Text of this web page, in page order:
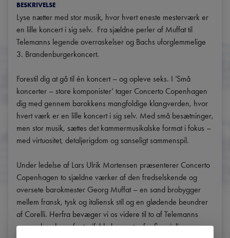
BESKRIVELSE
Lyse nætter med stor musik, hvor hvert eneste mesterværk er
en lille koncert i sig selv.  Fra sjældne perler af Muffat til
Telemanns legende overraskelser og Bachs uforglemmelige
3. Brandenburgerkoncert.
Forestil dig at gå til én koncert – og opleve seks. I ’Små
koncerter – store komponister’ tager Concerto Copenhagen
dig med gennem barokkens mangfoldige klangverden, hvor
hvert værk er en lille koncert i sig selv. Med små besætninger,
men stor musik, sættes det kammermusikalske format i fokus –
med virtuositet, detaljerigdom og sanseligt sammenspil.
Under ledelse af Lars Ulrik Mortensen præsenterer Concerto
Copenhagen to sjældne værker af den fredselskende og
oversete barokmester Georg Muffat – en sand brobygger
mellem fransk, tysk og italiensk stil og en glødende beundrer
af Corelli. Herfra bevæger vi os videre til to af Telemanns
overraskende og fantasifulde koncerter for fire violiner –